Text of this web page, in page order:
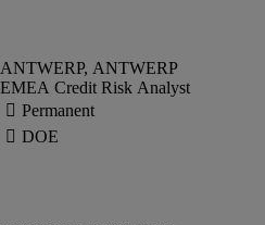
EMEA Credit Risk Analyst